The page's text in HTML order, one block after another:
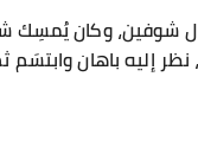
شوفين، وكان
إليه باهان وابتسَم